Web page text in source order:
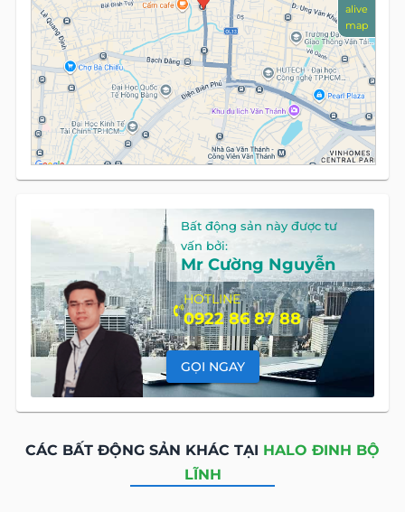
alive
map
Bất động sản này được tư
vấn bởi:
Mr Cường Nguyễn
HOTLINE
0922 86 87 88
GỌI NGAY
CÁC BẤT ĐỘNG SẢN KHÁC TẠI HALO ĐINH BỘ
LĨNH